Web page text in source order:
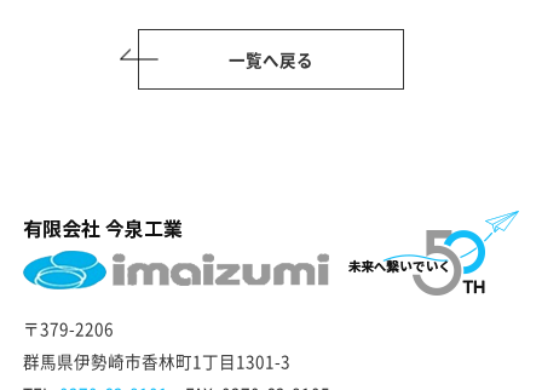
一覧へ戻る
〒379-2206
群馬県伊勢崎市香林町1丁目1301-3